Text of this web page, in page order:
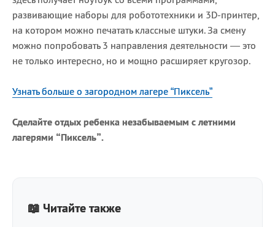
развивающие наборы для робототехники и 3D-принтер,
на котором можно печатать классные штуки. За смену
можно попробовать 3 направления деятельности — это
не только интересно, но и мощно расширяет кругозор.
Узнать больше о загородном лагере “Пиксель”
Сделайте отдых ребенка незабываемым с летними
лагерями “Пиксель”.
📖 Читайте также